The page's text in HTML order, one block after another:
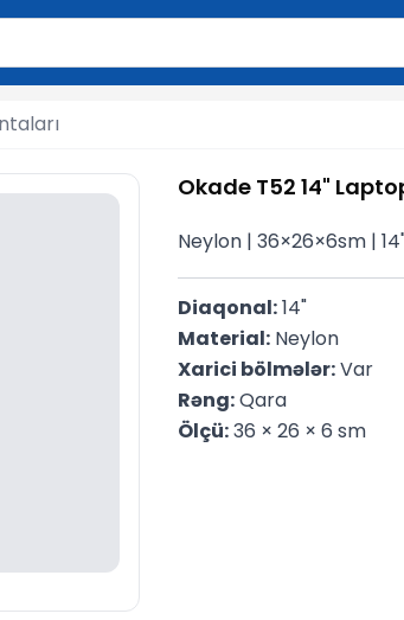
2 simvol yazın. Göndərmək üçün Enter
Okade T52 14"
Neylon | 36×26×6sm |
Diaqonal: 14"
Material: Neylon
Xarici bölmələr: Var
Rəng: Qara
Ölçü: 36 × 26 × 6 sm